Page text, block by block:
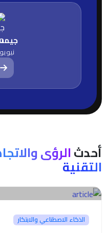
أحدثالرؤى
التقنية
الذكاء الاصطناعي والابتكار